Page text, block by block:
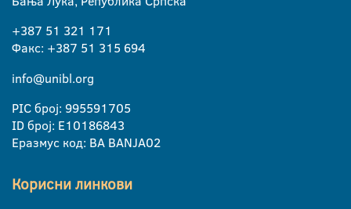
+387 51 321 171
Факс: +387 51 315 694
info@unibl.org
PIC број: 995591705
ID број: E10186843
Еразмус код: BA BANJA02
Корисни линкови